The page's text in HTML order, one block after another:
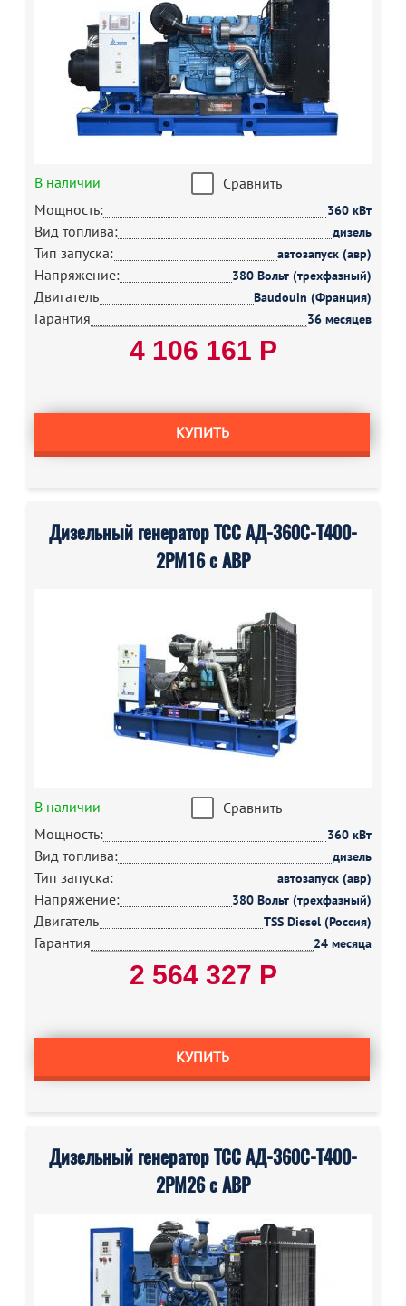
В наличии
Сравнить
Мощность:
360 кВт
Вид топлива: дизель
Тип запуска: автозапуск (авр)
Напряжение: 380 Вольт (трехфазный)
Двигатель Baudouin (Франция)
Гарантия 36 месяцев
4 106 161 Р
КУПИТЬ
Дизельный генератор ТСС АД-360С-Т400-
2РМ16 с АВР
В наличии
Сравнить
Мощность:
360 кВт
Вид топлива: дизель
Тип запуска: автозапуск (авр)
Напряжение: 380 Вольт (трехфазный)
Двигатель TSS Diesel (Россия)
Гарантия 24 месяца
2 564 327 Р
КУПИТЬ
Дизельный генератор ТСС АД-360С-Т400-
2РМ26 с АВР